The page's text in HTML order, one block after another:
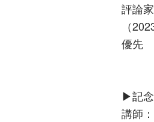
評論家
（
優先
▶︎記念
講師